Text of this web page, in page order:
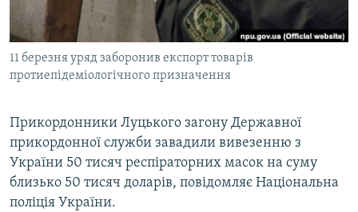
СВІДЧЕННЯ ОКУПАЦІЇ
УКРАЇНСЬКА ПРОБЛЕМА КРИМУ
ІНФОГРАФІКА
Qırımtatar
ДОЛУЧАЙСЯ!
Усі сайти RFE/RL
11 березня уряд заборонив експорт товарів
протиепідеміологічного призначення
Прикордонники Луцького загону Державної
прикордонної служби завадили вивезенню з
України 50 тисяч респіраторних масок на суму
близько 50 тисяч доларів, повідомляє Національна
поліція України.